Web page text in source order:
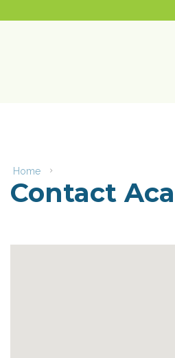
content
Home
Academie
Maasmechelen
Contact